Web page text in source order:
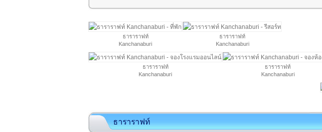
ธาราราฟท์
Kanchanaburi
ธาราราฟท์
Kanchanaburi
ธาราราฟท์
Kanchanaburi
ธาราราฟท์
Kanchanaburi
ธาราราฟท์